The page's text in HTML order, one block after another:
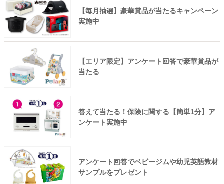
【毎月抽選】豪華賞品が当たるキャンペーン
実施中
【エリア限定】アンケート回答で豪華賞品が
当たる
答えて当たる！保険に関する【簡単1分】ア
ンケート実施中
アンケート回答でベビージムや幼児英語教材
サンプルをプレゼント